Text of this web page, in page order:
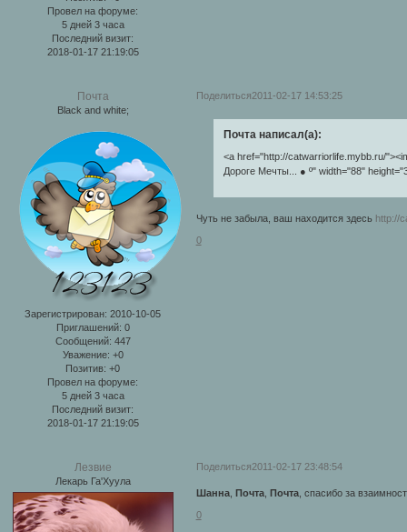
Провел на форуме:
5 дней 3 часа
Последний визит:
2018-01-17 21:19:05
Поделиться2011-02-17 14:53:25
Почта
Black and white;
Зарегистрирован: 2010-10-05
Приглашений: 0
Сообщений: 447
Уважение: +0
Позитив: +0
Провел на форуме:
5 дней 3 часа
Последний визит:
2018-01-17 21:19:05
Почта написал(а):
<a href="http://catwarriorlife.mybb.ru/
Дороге Мечты... ● º" width="88"
Чуть не забыла, ваш находится здесь http://
0
Поделиться2011-02-17 23:48:54
Лезвие
Лекарь Га'Хуула
Шанна, Почта, Почта, спасибо за
0